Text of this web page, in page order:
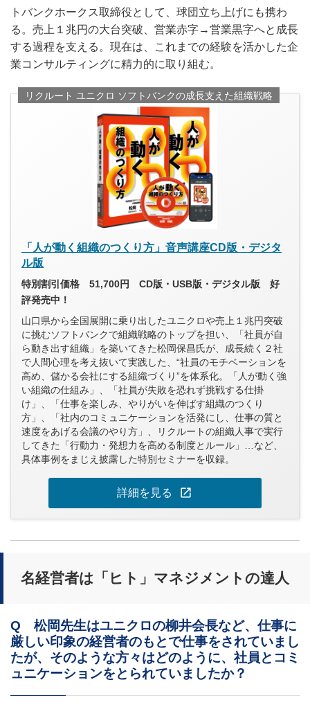
トバンクホークス取締役として、球団立ち上げにも携わ
る。売上１兆円の大台突破、営業赤字→営業黒字へと成長
する過程を支える。現在は、これまでの経験を活かした企
業コンサルティングに精力的に取り組む。
リクルート ユニクロ ソフトバンクの成長支えた組織戦略
「人が動く組織のつくり方」音声講座CD版・デジタ
ル版
特別割引価格 51,700円 CD版・USB版・デジタル版 好
評発売中！
山口県から全国展開に乗り出したユニクロや売上１兆円突破
に挑むソフトバンクで組織戦略のトップを担い、「社員が自
ら動き出す組織」を築いてきた松岡保昌氏が、成長続く２社
で人間心理を考え抜いて実践した、“社員のモチベーションを
高め、儲かる会社にする組織づくり”を体系化。「人が動く強
い組織の仕組み」、「社員が失敗を恐れず挑戦する仕掛
け」、「仕事を楽しみ、やりがいを伸ばす組織のつくり
方」、「社内のコミュニケーションを活発にし、仕事の質と
速度をあげる会議のやり方」、リクルートの組織人事で実行
してきた「行動力・発想力を高める制度とルール」…など、
具体事例をまじえ披露した特別セミナーを収録。
詳細を見る open_in_new
名経営者は「ヒト」マネジメントの達人
Q 松岡先生はユニクロの柳井会長など、仕事に
厳しい印象の経営者のもとで仕事をされていまし
たが、そのような方々はどのように、社員とコミ
ュニケーションをとられていましたか？